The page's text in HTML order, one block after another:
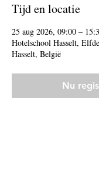
Tijd en locatie
25 aug 2026, 09:00 –
Hotelschool Hasselt,
Hasselt, België
Nu